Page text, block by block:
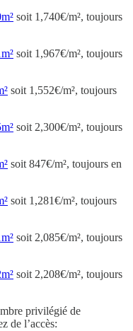
soit 1,740€/m², toujours
soit 1,967€/m², toujours
soit 1,552€/m², toujours
soit 2,300€/m², toujours
soit 847€/m², toujours en
soit 1,281€/m², toujours
soit 2,085€/m², toujours
soit 2,208€/m², toujours
privilégié de
de l’accès: